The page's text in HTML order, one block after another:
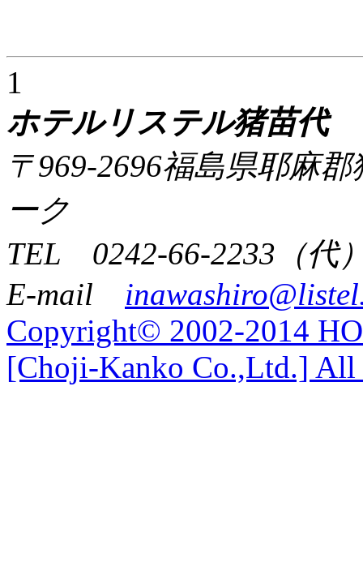
1
ホテルリステル猪苗代
〒969-2696福島県耶麻
ーク
TEL 0242-66-2233
E-mail
Copyright© 2002-2014
[Choji-Kanko Co.,Ltd.] All